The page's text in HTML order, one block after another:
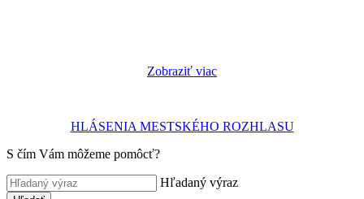
Zobraziť viac
HLÁSENIA MESTSKÉHO ROZHLASU
S čím Vám môžeme pomôcť?
Hľadaný výraz